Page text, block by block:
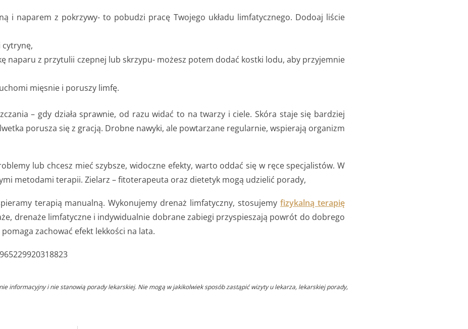
i naparem z pokrzywy- to pobudzi pracę Twojego układu limfatycznego. Dodoaj liście
cytrynę,
naparu z przytulii czepnej lub skrzypu- możesz potem dodać kostki lodu, aby przyjemnie
mięsnie i poruszy limfę.
– gdy działa sprawnie, od razu widać to na twarzy i ciele. Skóra staje się bardziej
porusza się z gracją. Drobne nawyki, ale powtarzane regularnie, wspierają organizm
lub chcesz mieć szybsze, widoczne efekty, warto oddać się w ręce specjalistów. W
metodami terapii. Zielarz – fitoterapeuta oraz dietetyk mogą udzielić porady,
terapią manualną. Wykonujemy drenaż limfatyczny, stosujemyfizykalną terapię
drenaże limfatyczne i indywidualnie dobrane zabiegi przyspieszają powrót do dobrego
zachować efekt lekkości na lata.
informacyjny i nie stanowią porady lekarskiej. Nie mogą w jakikolwiek sposób zastąpić wizyty u lekarza, lekarskiej porady,